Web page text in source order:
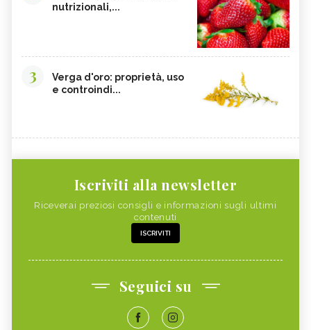
nutrizionali,...
3
Verga d'oro: proprietà, uso
e controindi...
Iscriviti alla newsletter
Riceverai preziosi consigli e informazioni sugli ultimi
contenuti
ISCRIVITI
Seguici su